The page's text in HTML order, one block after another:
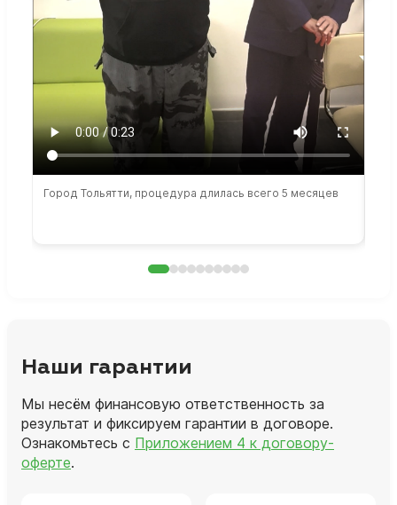
Город Тольятти, процедура длилась всего 5 месяцев
Наши гарантии
Мы несём финансовую ответственность за
результат и фиксируем гарантии в договоре.
Ознакомьтесь с Приложением 4 к договору-
оферте.